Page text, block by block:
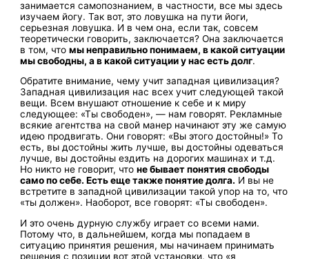
занимается самопознанием, в частности, все мы здесь
изучаем йогу. Так вот, это ловушка на пути йоги,
серьезная ловушка. И в чем она, если так, совсем
теоретически говорить, заключается? Она заключается
в том, чтомы неправильно понимаем, в какой ситуации
мы свободны, а в какой ситуации у нас есть долг.
Обратите внимание, чему учит западная цивилизация?
Западная цивилизация нас всех учит следующей такой
вещи. Всем внушают отношение к себе и к миру
следующее: «Ты свободен», — нам говорят. Рекламные
всякие агентства на свой манер начинают эту же самую
идею продвигать. Они говорят: «Вы этого достойны!» То
есть, вы достойны жить лучше, вы достойны одеваться
лучше, вы достойны ездить на дорогих машинах и т.д.
Но никто не говорит, чтоне бывает понятия свободы
само по себе. Есть еще также понятие долга. И вы не
встретите в западной цивилизации такой упор на то, что
«ты должен». Наоборот, все говорят: «Ты свободен».
И это очень дурную службу играет со всеми нами.
Потому что, в дальнейшем, когда мы попадаем в
ситуацию принятия решения, мы начинаем принимать
решения с позиции вот этой установки, что «я